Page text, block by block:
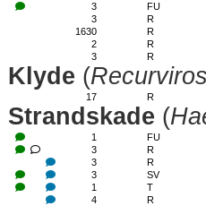
3 FU
3
R
1630
R
2
R
3
R
Klyde (
17 R
Strandskade (
1 FU
3
R
3
R
3
SV
1
T
4
R